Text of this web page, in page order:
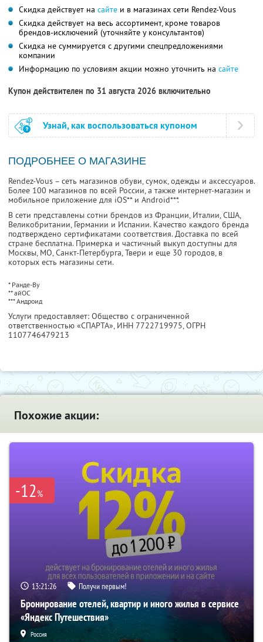
Скидка действует на сайте и в магазинах сети Rendez-Vous
Скидка действует на весь ассортимент, кроме товаров
брендов-исключений (уточняйте у консультантов)
Скидка не суммируется с другими спецпредложениями
компании
Информацию по условиям акции можно уточнить на сайте
Купон действителен по 31 августа 2026 включительно
Узнай, как воспользоваться купоном
ПОДРОБНЕЕ О МАГАЗИНЕ
Rendez-Vous – сеть магазинов обуви, сумок, одежды и аксессуаров.
Более 100 магазинов по всей России, а также интернет-магазин и
мобильное приложение для iOS** и Android***.
В сети представлены сотни брендов из Франции, Италии, США,
Великобритании, Германии и Испании. Качество каждого бренда
подтверждено сертификатами соответствия. Доставка по всей
стране бесплатна. Примерка и частичный выкуп доступны для
Москвы, МО, Санкт-Петербурга, Твери и еще 30 городов, в
которых есть магазины сети.
* Ранде-Ву
** айОС
*** Андроид
Услуги предоставляет: Общество с ограниченной
ответственностью «СПАРТА», ИНН 7722719975, ОГРН
1107746479213
Похожие акции:
-12%
13:21:25 Получи первым!
Бронирование отелей, квартир и иного жилья в сервисе
«Яндекс Путешествия»
Россия